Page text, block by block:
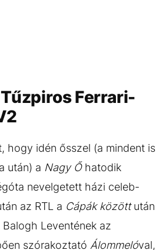
Ferrari-
hogy idén ősszel (a mindent is
után) a Nagy Őhatodik
nevelgetett házi celeb-
az RTL a Cápák közöttután
Leventének az
szórakoztató Álommelóval,